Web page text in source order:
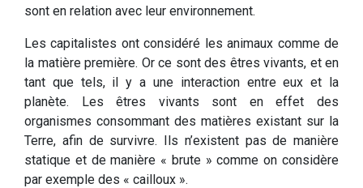
sont en relation avec leur environnement.
Les capitalistes ont considéré les animaux comme de
la matière première. Or ce sont des êtres vivants, et en
tant que tels, il y a une interaction entre eux et la
planète. Les êtres vivants sont en effet des
organismes consommant des matières existant sur la
Terre, afin de survivre. Ils n’existent pas de manière
statique et de manière « brute » comme on considère
par exemple des « cailloux ».